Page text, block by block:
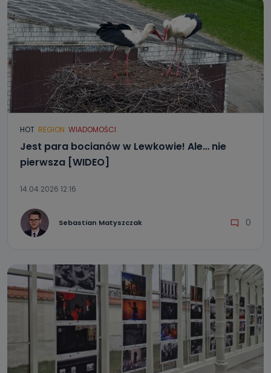
HOT REGION WIADOMOŚCI
Jest para bocianów w Lewkowie! Ale… nie
pierwsza [WIDEO]
14.04.2026 12:16
Sebastian Matyszczak 0